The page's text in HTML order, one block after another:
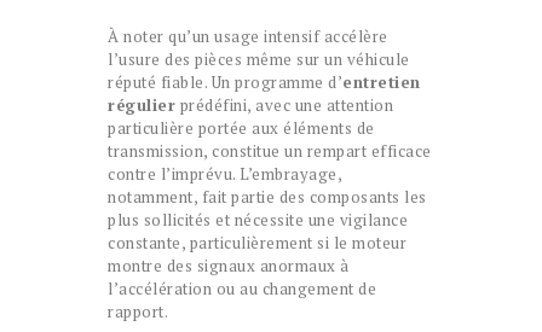
À noter qu’un usage intensif accélère
l’usure des pièces même sur un véhicule
réputé fiable. Un programme d’entretien
régulier prédéfini, avec une attention
particulière portée aux éléments de
transmission, constitue un rempart efficace
contre l’imprévu. L’embrayage,
notamment, fait partie des composants les
plus sollicités et nécessite une vigilance
constante, particulièrement si le moteur
montre des signaux anormaux à
l’accélération ou au changement de
rapport.